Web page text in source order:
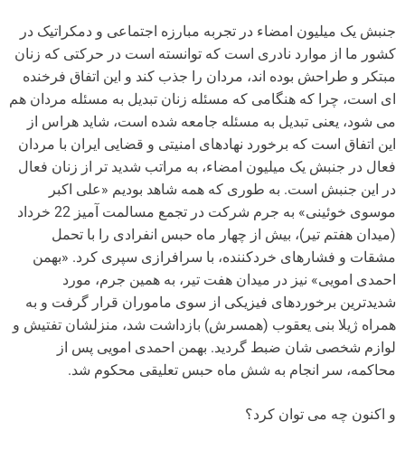
جنبش یک میلیون امضاء در تجربه مبارزه اجتماعی و دمکراتیک در
کشور ما از موارد نادری است که توانسته است در حرکتی که زنان
مبتکر و طراحش بوده اند، مردان را جذب کند و این اتفاق فرخنده
ای است، چرا که هنگامی که مسئله زنان تبدیل به مسئله مردان هم
می شود، یعنی تبدیل به مسئله جامعه شده است، شاید هراس از
این اتفاق است که برخورد نهادهای امنیتی و قضایی ایران با مردان
فعال در جنبش یک میلیون امضاء، به مراتب شدید تر از زنان فعال
در این جنبش است. به طوری که همه شاهد بودیم «علی اکبر
موسوی خوئینی» به جرم شرکت در تجمع مسالمت آمیز 22 خرداد
(میدان هفتم تیر)، بیش از چهار ماه حبس انفرادی را با تحمل
مشقات و فشارهای خردکننده، با سرافرازی سپری کرد. «بهمن
احمدی امویی» نیز در میدان هفت تیر، به همین جرم، مورد
شدیدترین برخوردهای فیزیکی از سوی ماموران قرار گرفت و به
همراه ژیلا بنی یعقوب (همسرش) بازداشت شد، منزلشان تفتیش و
لوازم شخصی شان ضبط گردید. بهمن احمدی امویی پس از
محاکمه، سر انجام به شش ماه حبس تعلیقی محکوم شد.
و اکنون چه می توان کرد؟